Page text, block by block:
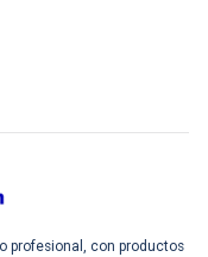
profesional, con productos